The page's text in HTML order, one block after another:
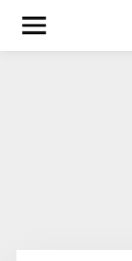
konten